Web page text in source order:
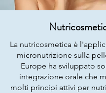
La nutricosmetica è
micronutrizione sulla
Europe ha sviluppato
integrazione orale che
molti principi attivi per